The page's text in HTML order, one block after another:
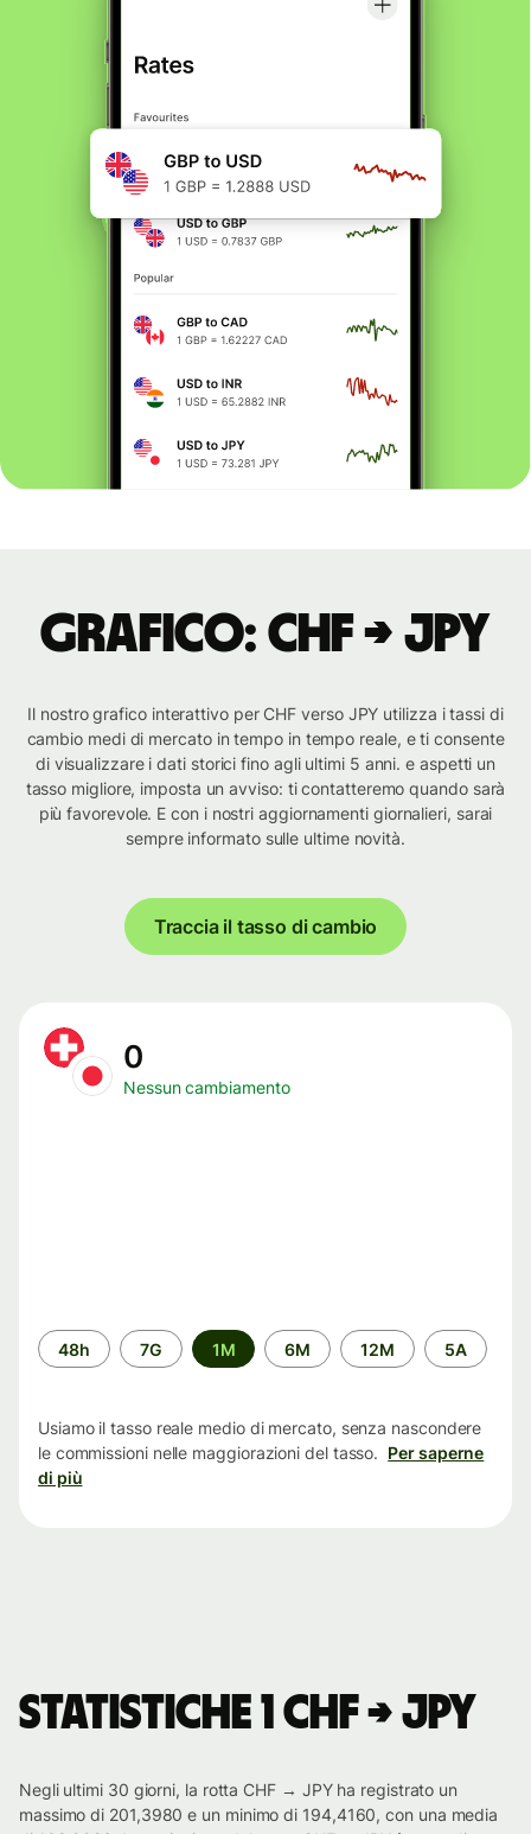
Grafico: CHF → JPY
Il nostro grafico interattivo per CHF verso JPY utilizza i tassi di
cambio medi di mercato in tempo in tempo reale, e ti consente
di visualizzare i dati storici fino agli ultimi 5 anni. e aspetti un
tasso migliore, imposta un avviso: ti contatteremo quando sarà
più favorevole. E con i nostri aggiornamenti giornalieri, sarai
sempre informato sulle ultime novità.
Traccia il tasso di cambio
0
Nessun cambiamento
Periodo
di
48h 7G 1M 6M 12M 5A
Usiamo il tasso reale medio di mercato, senza nascondere
le commissioni nelle maggiorazioni del tasso. Per saperne
di più
Statistiche 1 CHF → JPY
Negli ultimi 30 giorni, la rotta CHF → JPY ha registrato un
massimo di 201,3980 e un minimo di 194,4160, con una media